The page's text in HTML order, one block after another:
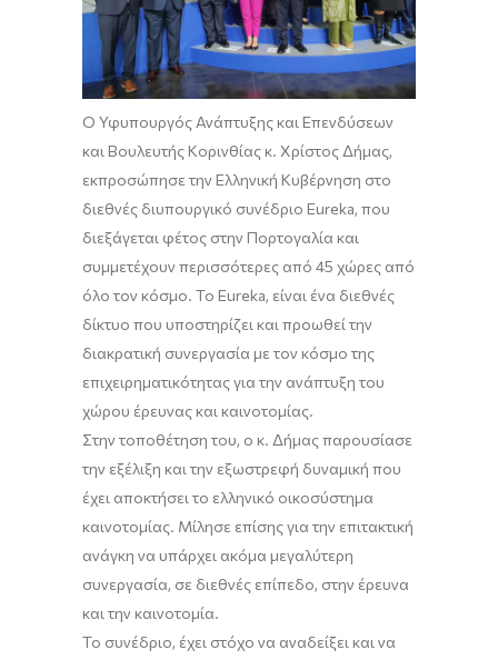
Ο Υφυπουργός Ανάπτυξης και Επενδύσεων
και Βουλευτής Κορινθίαςκ. Χρίστος Δήμας,
εκπροσώπησε την Ελληνική Κυβέρνηση στο
διεθνές διυπουργικό συνέδριο Eureka, που
διεξάγεται φέτος στην Πορτογαλία και
συμμετέχουν περισσότερες από 45 χώρες από
όλο τον κόσμο. Το Eureka, είναι ένα διεθνές
δίκτυο που υποστηρίζει και προωθεί την
διακρατική συνεργασία με τον κόσμο της
επιχειρηματικότητας για την ανάπτυξη του
χώρου έρευναςκαι καινοτομίας.
Στην τοποθέτηση του, ο κ. Δήμας παρουσίασε
την εξέλιξη και την εξωστρεφή δυναμική που
έχει αποκτήσει το ελληνικό οικοσύστημα
καινοτομίας. Μίλησε επίσης για την επιτακτική
ανάγκη να υπάρχει ακόμα μεγαλύτερη
συνεργασία, σε διεθνές επίπεδο, στην έρευνα
και την καινοτομία.
Το συνέδριο, έχει στόχο να αναδείξει και να